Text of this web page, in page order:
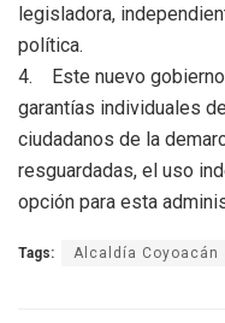
legisladora,
política.
4. Este nuevo gobierno
garantías individuales
ciudadanos de la
resguardadas, el uso
opción para esta
Tags: Alcaldía Coyoacán